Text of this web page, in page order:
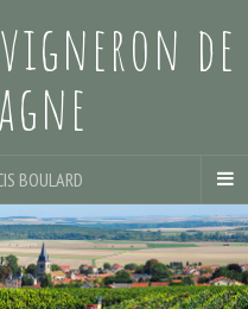
de
BOULARD